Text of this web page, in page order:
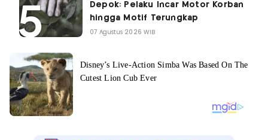
Depok: Pelaku Incar Motor Korban
hingga Motif Terungkap
07 Agustus 2026 WIB